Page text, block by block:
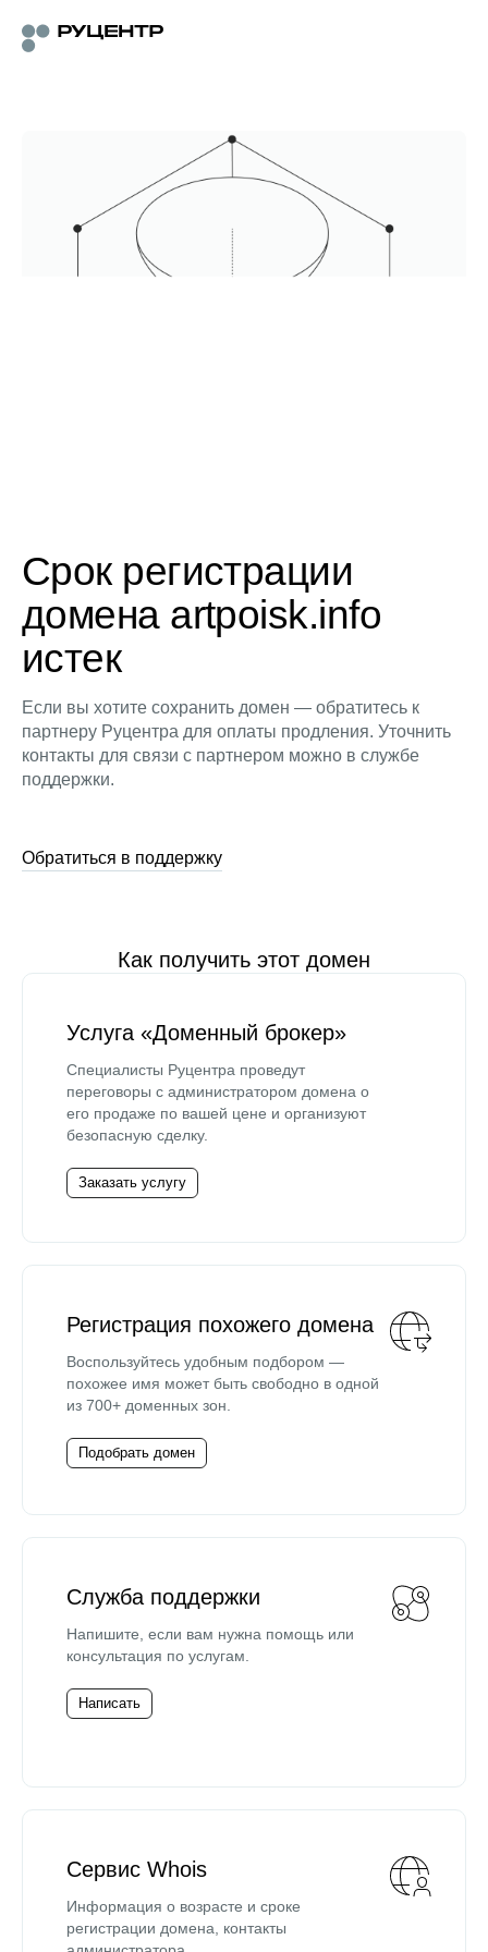
Срок регистрации
домена artpoisk.info
истек
Если вы хотите сохранить домен — обратитесь к
партнеру Руцентра для оплаты продления. Уточнить
контакты для связи с партнером можно в службе
поддержки.
Обратиться в поддержку
Как получить этот домен
Услуга «Доменный брокер»
Специалисты Руцентра проведут
переговоры с администратором домена о
его продаже по вашей цене и организуют
безопасную сделку.
Заказать услугу
Регистрация похожего домена
Воспользуйтесь удобным подбором —
похожее имя может быть свободно в одной
из 700+ доменных зон.
Подобрать домен
Служба поддержки
Напишите, если вам нужна помощь или
консультация по услугам.
Написать
Сервис Whois
Информация о возрасте и сроке
регистрации домена, контакты